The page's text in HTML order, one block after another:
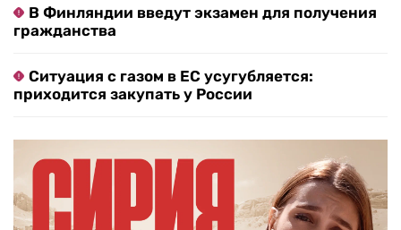
В Финляндии введут экзамен для получения
гражданства
Ситуация с газом в ЕС усугубляется:
приходится закупать у России